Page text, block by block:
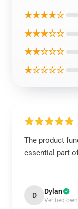
★★★★☆
★★★☆☆
★★☆☆☆
★☆☆☆☆
The product
essential part
D Dylan
Verified